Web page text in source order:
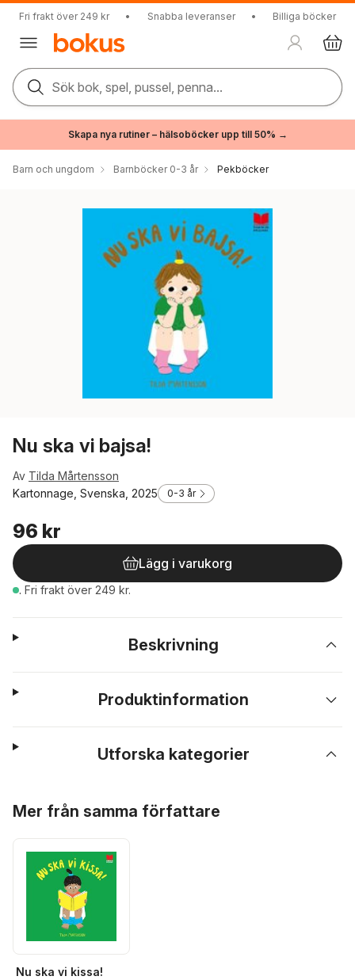
Fri frakt över 249 kr • Snabba leveranser • Billiga böcker
Sök bok, spel, pussel, penna...
Skapa nya rutiner – hälsoböcker upp till 50% →
Barn och ungdom Barnböcker 0-3 år Pekböcker
Nu ska vi bajsa!
Av Tilda Mårtensson
Kartonnage, Svenska, 2025
0-3 år
96 kr
Lägg i varukorg
. Fri frakt över 249 kr.
Beskrivning
Produktinformation
Utforska kategorier
Mer från samma författare
Nu ska vi kissa!